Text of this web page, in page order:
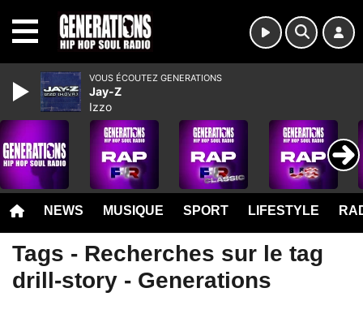
NEWS MUSIQUE SPORT LIFESTYLE
Tags - Recherches sur le tag
drill-story - Generations
VOUS ÉCOUTEZ GENERATIONS
Jay-Z
Izzo